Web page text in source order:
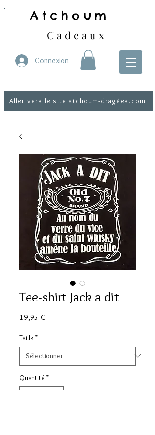
Atchoum -
Cadeaux
Connexion
Aller vers le site atchoum-dragées.com
Tee-shirt Jack a dit
19,95 €
Taille *
Quantité *